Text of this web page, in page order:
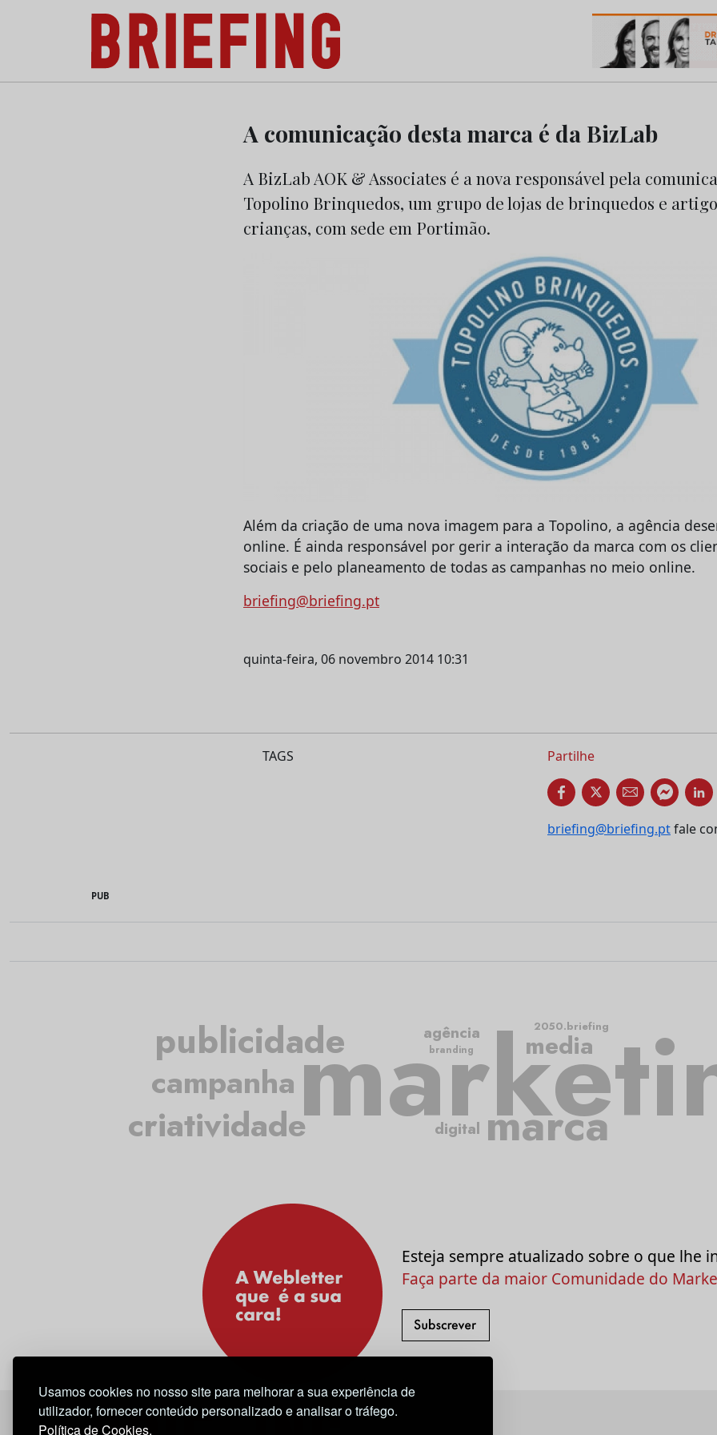
Usamos cookies no nosso site para melhorar a sua experiência de
utilizador, fornecer conteúdo personalizado e analisar o tráfego.
Política de Cookies.
Briefing: Todas as notícias sobre os negócios do Marketing e da Publicidade
A comunicação desta marca é da BizLab
A BizLab AOK & Associates é a nova responsável pela
Topolino Brinquedos, um grupo de lojas de brinquedos e
crianças, com sede em Portimão.
Além da criação de uma nova imagem para a Topolino, a agência
online. É ainda responsável por gerir a interação da marca com os
sociais e pelo planeamento de todas as campanhas no meio online.
briefing@briefing.pt
quinta-feira, 06 novembro 2014 10:31
TAGS Partilhe
briefing@briefing.ptfale
PUB
publicidade
marca
criatividade
campanha
media
agência
digital
2050.briefing
branding
Esteja sempre atualizado sobre o que lhe
Faça parte da maior Comunidade do